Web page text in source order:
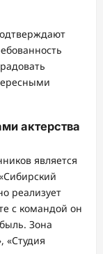
актерства
является
реализует
с командой он
Зона
«Студия